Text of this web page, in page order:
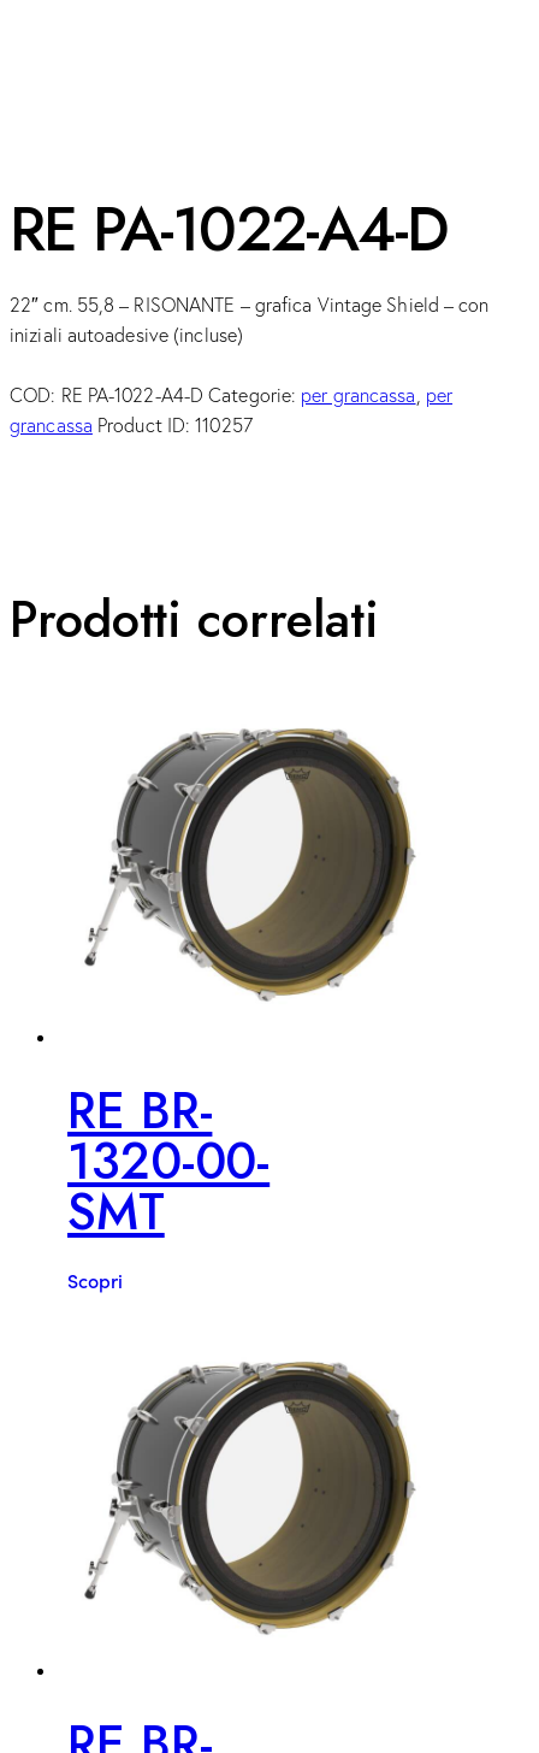
RE PA-1022-A4-D
22″ cm. 55,8 – RISONANTE – grafica Vintage Shield – con
iniziali autoadesive (incluse)
COD: RE PA-1022-A4-D Categorie: per grancassa, per
grancassa Product ID:110257
Prodotti correlati
RE BR-
1320-00-
SMT
Scopri